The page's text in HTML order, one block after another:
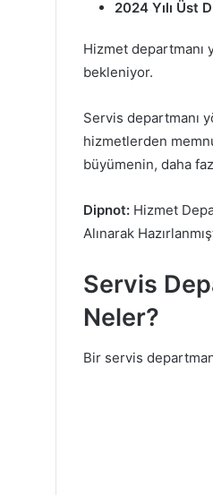
2024 Yılı Üst
Hizmet departmanı
bekleniyor.
Servis departmanı
hizmetlerden
büyümenin, daha
Dipnot: Hizmet
Alınarak
Servis
Neler?
Bir servis